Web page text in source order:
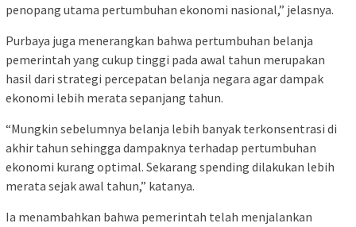
penopang utama pertumbuhan ekonomi nasional,” jelasnya.
Purbaya juga menerangkan bahwa pertumbuhan belanja
pemerintah yang cukup tinggi pada awal tahun merupakan
hasil dari strategi percepatan belanja negara agar dampak
ekonomi lebih merata sepanjang tahun.
“Mungkin sebelumnya belanja lebih banyak terkonsentrasi di
akhir tahun sehingga dampaknya terhadap pertumbuhan
ekonomi kurang optimal. Sekarang spending dilakukan lebih
merata sejak awal tahun,” katanya.
Ia menambahkan bahwa pemerintah telah menjalankan